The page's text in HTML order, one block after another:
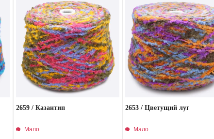
2659 / Казантип
Мало
2653 / Цветущий луг
Мало